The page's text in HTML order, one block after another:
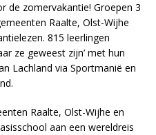
de zomervakantie! Groepen 3
Raalte, Olst-Wijhe
815 leerlingen
ze geweest zijn’ met hun
Lachland via Sportmanië en
Raalte, Olst-Wijhe en
aan een wereldreis